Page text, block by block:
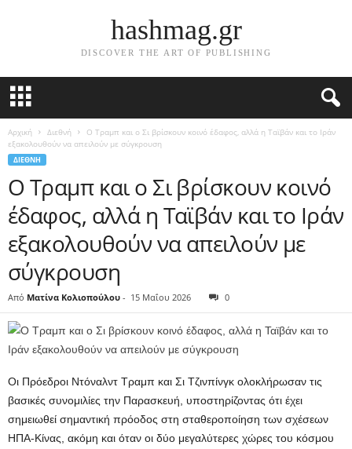
hashmag.gr
DISCOVER THE ART OF PUBLISHING
Αρχική Διεθνή
Ο Τραμπ και ο Σι βρίσκουν κοινό έδαφος, αλλά η Ταϊβάν και το Ιράν
εξακολουθούν να απειλούν με σύγκρουση
ΔΙΕΘΝΉ
Ο Τραμπ και ο Σι βρίσκουν κοινό
έδαφος, αλλά η Ταϊβάν και το Ιράν
εξακολουθούν να απειλούν με
σύγκρουση
Από Ματίνα Κολιοπούλου - 15 Μαΐου 2026 0
Οι Πρόεδροι Ντόναλντ Τραμπ και Σι Τζινπίνγκ ολοκλήρωσαν τις
βασικές συνομιλίες την Παρασκευή, υποστηρίζοντας ότι έχει
σημειωθεί σημαντική πρόοδος στη σταθεροποίηση των σχέσεων
ΗΠΑ-Κίνας, ακόμη και όταν οι δύο μεγαλύτερες χώρες του κόσμου